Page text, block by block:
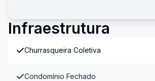
Infraestrutura
Churrasqueira Coletiva
Condomínio Fechado